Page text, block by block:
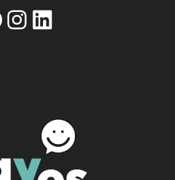
Instagram
Linkedin